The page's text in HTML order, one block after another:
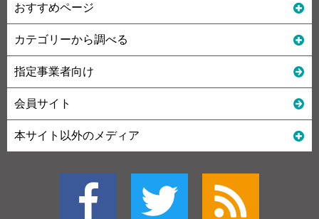
おすすめページ
カテゴリーから調べる
指定事業者向け
会員サイト
本サイト以外のメディア